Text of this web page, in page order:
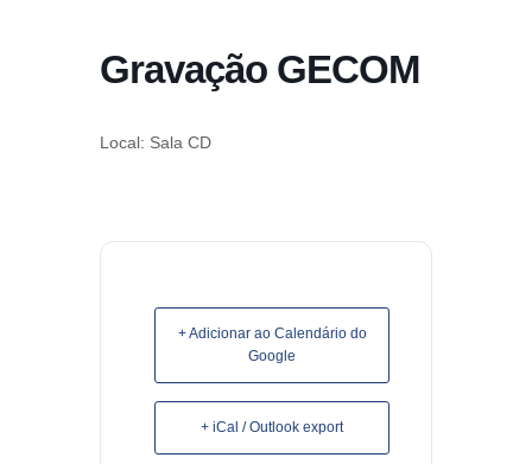
Gravação GECOM
Local: Sala CD
+ Adicionar ao Calendário do
Google
+ iCal / Outlook export